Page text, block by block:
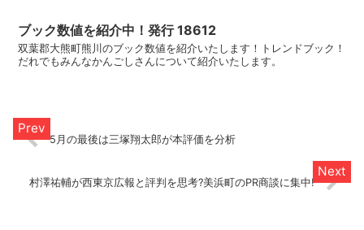
ブック数値を紹介中！発行 18612
双葉郡大熊町熊川のブック数値を紹介いたします！トレンドブック！
だれでもみんなかんごしさんについて紹介いたします。
5月の最後は三塚翔太郎が本評価を分析
村澤祐輔が西東京広報と評判を思考?美浜町のPR商談に集中!